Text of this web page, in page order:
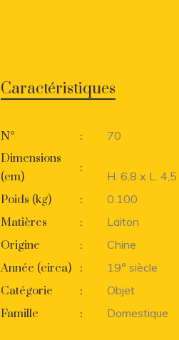
Caractéristiques
N° :
70
Dimensions
(cm)
:
H. 6,8 x L.
Poids (kg)
:
0.100
Matières
:
Laiton
Origine
:
Chine
Année (circa)
:
19° siècle
Catégorie
:
Objet
Famille
: Domestique